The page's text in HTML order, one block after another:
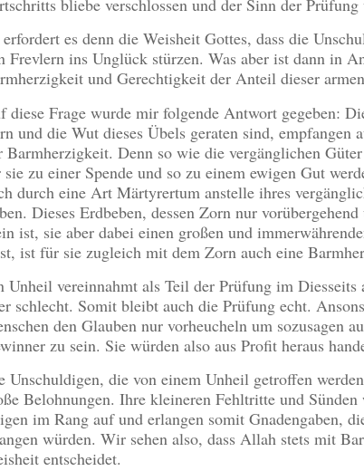
erfordert es denn die Weisheit Gottes, dass die
Frevlern ins Unglück stürzen. Was aber ist dann in
und Gerechtigkeit der Anteil dieser
diese Frage wurde mir folgende Antwort gegeben:
und die Wut dieses Übels geraten sind, empfangen
Barmherzigkeit. Denn so wie die vergänglichen
zu einer Spende und so zu einem ewigen Gut
durch eine Art Märtyrertum anstelle ihres
Dieses Erdbeben, dessen Zorn nur
ist, sie aber dabei einen großen und
ist für sie zugleich mit dem Zorn auch eine
Unheil vereinnahmt als Teil der Prüfung im Diesseits
schlecht. Somit bleibt auch die Prüfung echt.
den Glauben nur vorheucheln um sozusagen
zu sein. Sie würden also aus Profit heraus
Unschuldigen, die von einem Unheil getroffen
Belohnungen. Ihre kleineren Fehltritte und
im Rang auf und erlangen somit Gnadengaben,
würden. Wir sehen also, dass Allah stets mit
entscheidet.